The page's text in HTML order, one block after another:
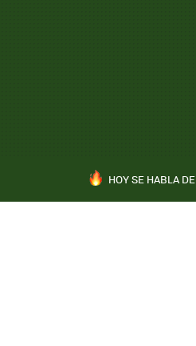
HOY SE HABLA DE